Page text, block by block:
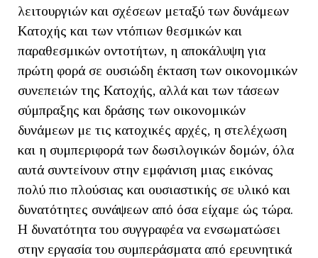
λειτουργιών και σχέσεων μεταξύ των δυνάμεων
Κατοχής και των ντόπιων θεσμικών και
παραθεσμικών οντοτήτων, η αποκάλυψη για
πρώτη φορά σε ουσιώδη έκταση των οικονομικών
συνεπειών της Κατοχής, αλλά και των τάσεων
σύμπραξης και δράσης των οικονομικών
δυνάμεων με τις κατοχικές αρχές, η στελέχωση
και η συμπεριφορά των δωσιλογικών δομών, όλα
αυτά συντείνουν στην εμφάνιση μιας εικόνας
πολύ πιο πλούσιας και ουσιαστικής σε υλικό και
δυνατότητες συνάψεων από όσα είχαμε ώς τώρα.
Η δυνατότητα του συγγραφέα να ενσωματώσει
στην εργασία του συμπεράσματα από ερευνητικά